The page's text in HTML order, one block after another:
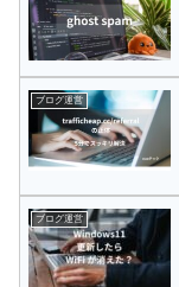
ブログ運営
ブログ運営